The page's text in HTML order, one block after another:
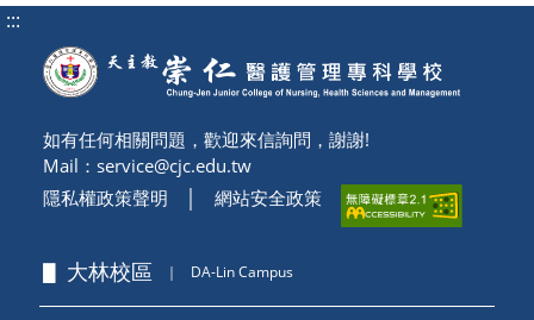
:::
如有任何相關問題，歡迎來信詢問，謝謝!
Mail： service@cjc.edu.tw
隱私權政策聲明
網站安全政策
▋ 大林校區 ｜ DA-Lin Campus